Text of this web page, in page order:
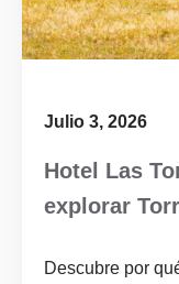
Julio 3, 2026
Hotel Las
explorar
Descubre por